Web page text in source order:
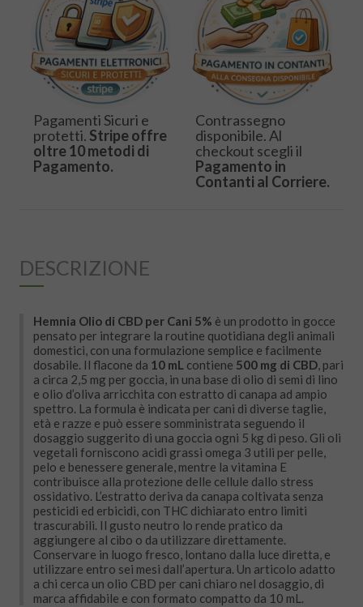
Pagamenti Sicuri e
protetti. Stripe offre
oltre 10 metodi di
Pagamento.
Contrassegno
disponibile. Al
checkout scegli il
Pagamento in
Contanti al Corriere.
DESCRIZIONE
Hemnia Olio di CBD per Cani 5% è un prodotto in gocce
pensato per integrare la routine quotidiana degli animali
domestici, con una formulazione semplice e facilmente
dosabile. Il flacone da 10 mL contiene 500 mg di CBD, pari
a circa 2,5 mg per goccia, in una base di olio di semi di lino
e olio d’oliva arricchita con estratto di canapa ad ampio
spettro. La formula è indicata per cani di diverse taglie,
età e razze e può essere somministrata seguendo il
dosaggio suggerito di una goccia ogni 5 kg di peso. Gli oli
vegetali forniscono acidi grassi omega 3 utili per pelle,
pelo e benessere generale, mentre la vitamina E
contribuisce alla protezione delle cellule dallo stress
ossidativo. L’estratto deriva da canapa coltivata senza
pesticidi ed erbicidi, con THC dichiarato entro limiti
trascurabili. Il gusto neutro lo rende pratico da
aggiungere al cibo o da utilizzare direttamente.
Conservare in luogo fresco, lontano dalla luce diretta, e
utilizzare entro sei mesi dall’apertura. Un articolo adatto
a chi cerca un olio CBD per cani chiaro nel dosaggio, di
marca affidabile e con formato compatto da 10 mL.